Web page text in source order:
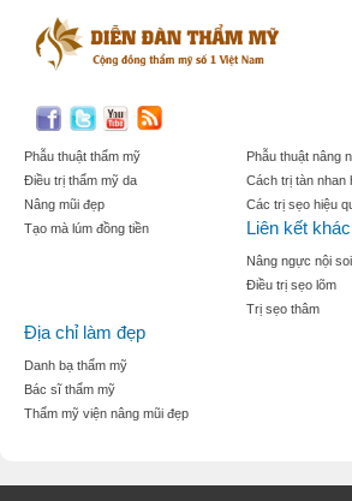
Phẫu thuật thẩm mỹ
Điều trị thẩm mỹ da
Nâng mũi đẹp
Tạo mà lúm đồng tiền
Phẫu thuật nâng
Cách trị tàn nhan
Các trị sẹo hiệu
Liên kết khác
Nâng ngực nội soi
Điều trị sẹo lõm
Trị sẹo thâm
Địa chỉ làm đẹp
Danh bạ thẩm mỹ
Bác sĩ thẩm mỹ
Thẩm mỹ viện nâng mũi đẹp